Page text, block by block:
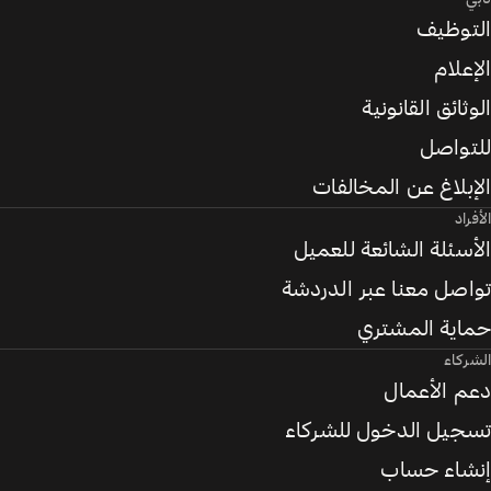
التوظيف
الإعلام
الوثائق القانونية
للتواصل
الإبلاغ عن المخالفات
الأفراد
الأسئلة الشائعة للعميل
تواصل معنا عبر الدردشة
حماية المشتري
الشركاء
دعم الأعمال
تسجيل الدخول للشركاء
إنشاء حساب